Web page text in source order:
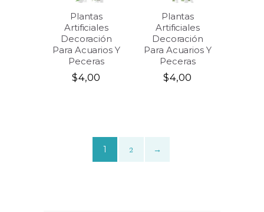
Plantas
Artificiales
Decoración
Para Acuarios Y
Peceras
$4,00
Plantas
Artificiales
Decoración
Para Acuarios Y
Peceras
$4,00
1 2 →